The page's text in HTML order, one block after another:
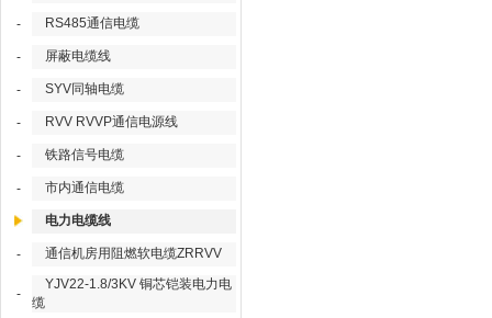
- RS485通信电缆
- 屏蔽电缆线
- SYV同轴电缆
- RVV RVVP通信电源线
- 铁路信号电缆
- 市内通信电缆
电力电缆线
- 通信机房用阻燃软电缆ZRRVV
-
YJV22-1.8/3KV 铜芯铠装电力电
缆